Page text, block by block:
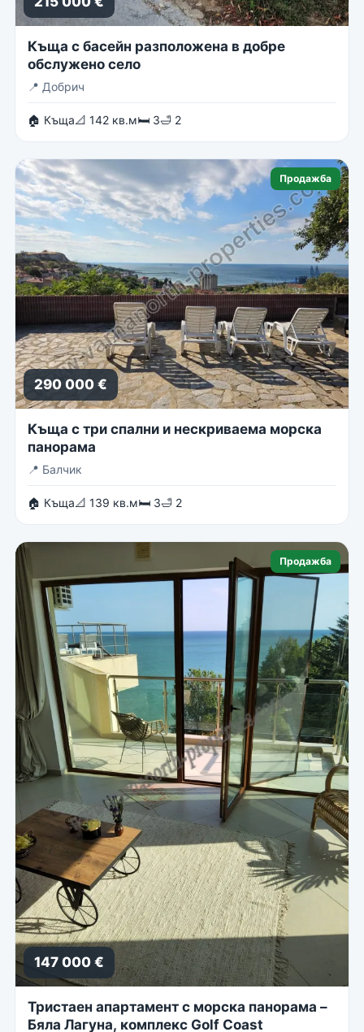
Къща с басейн разположена в добре
обслужено село
📍 Добрич
🏠 Къща📐 142 кв.м🛏 3🛁 2
Продажба
290 000 €
Къща с три спални и нескриваема морска
панорама
📍 Балчик
🏠 Къща📐 139 кв.м🛏 3🛁 2
Продажба
147 000 €
Тристаен апартамент с морска панорама –
Бяла Лагуна, комплекс Golf Coast